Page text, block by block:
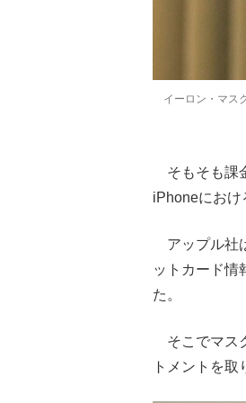
イーロン・マ
そもそも課
iPhoneにおけ
アップル社
ットカード情
た。
そこでマス
トメントを取